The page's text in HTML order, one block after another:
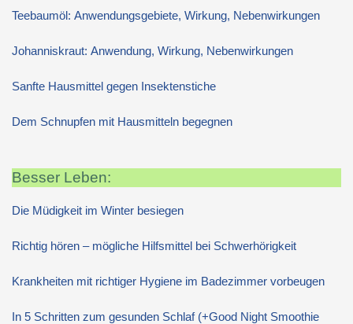
Teebaumöl: Anwendungsgebiete, Wirkung, Nebenwirkungen
Johanniskraut: Anwendung, Wirkung, Nebenwirkungen
Sanfte Hausmittel gegen Insektenstiche
Dem Schnupfen mit Hausmitteln begegnen
Besser Leben:
Die Müdigkeit im Winter besiegen
Richtig hören – mögliche Hilfsmittel bei Schwerhörigkeit
Krankheiten mit richtiger Hygiene im Badezimmer vorbeugen
In 5 Schritten zum gesunden Schlaf (+Good Night Smoothie